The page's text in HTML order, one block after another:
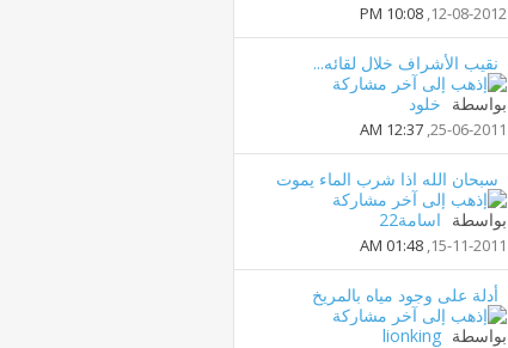
12-08-2012,
10:08 PM
نقيب الأشراف خلال لقائه...
بواسطة خلود
25-06-2011,
12:37 AM
سبحان الله اذا شرب الماء يموت
بواسطة اسامة22
15-11-2011,
01:48 AM
أدلة على وجود مياه بالمريخ
بواسطة lionking